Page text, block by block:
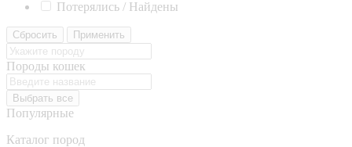
Потерялись / Найдены
Сбросить Применить
Породы кошек
Выбрать все
Популярные
Каталог пород